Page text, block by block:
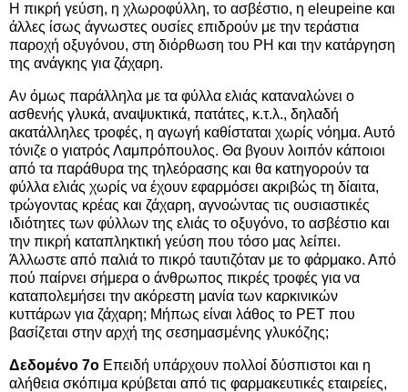
Η πικρή γεύση, η χλωροφύλλη, το ασβέστιο, η eleupeine και
άλλες ίσως άγνωστες ουσίες επιδρούν με την τεράστια
παροχή οξυγόνου, στη διόρθωση του PH και την κατάργηση
της ανάγκης για ζάχαρη.
Αν όμως παράλληλα με τα φύλλα ελιάς καταναλώνει ο
ασθενής γλυκά, αναψυκτικά, πατάτες, κ.τ.λ., δηλαδή
ακατάλληλες τροφές, η αγωγή καθίσταται χωρίς νόημα. Αυτό
τόνιζε ο γιατρός Λαμπρόπουλος. Θα βγουν λοιπόν κάποιοι
από τα παράθυρα της τηλεόρασης και θα κατηγορούν τα
φύλλα ελιάς χωρίς να έχουν εφαρμόσει ακριβώς τη δίαιτα,
τρώγοντας κρέας και ζάχαρη, αγνοώντας τις ουσιαστικές
ιδιότητες των φύλλων της ελιάς το οξυγόνο, το ασβέστιο και
την πικρή καταπληκτική γεύση που τόσο μας λείπει.
Άλλωστε από παλιά το πικρό ταυτιζόταν με το φάρμακο. Από
πού παίρνει σήμερα ο άνθρωπος πικρές τροφές για να
καταπολεμήσει την ακόρεστη μανία των καρκινικών
κυττάρων για ζάχαρη; Μήπως είναι λάθος το PET που
βασίζεται στην αρχή της σεσημασμένης γλυκόζης;
Δεδομένο 7ο Επειδή υπάρχουν πολλοί δύσπιστοι και η
αλήθεια σκόπιμα κρύβεται από τις φαρμακευτικές εταιρείες,